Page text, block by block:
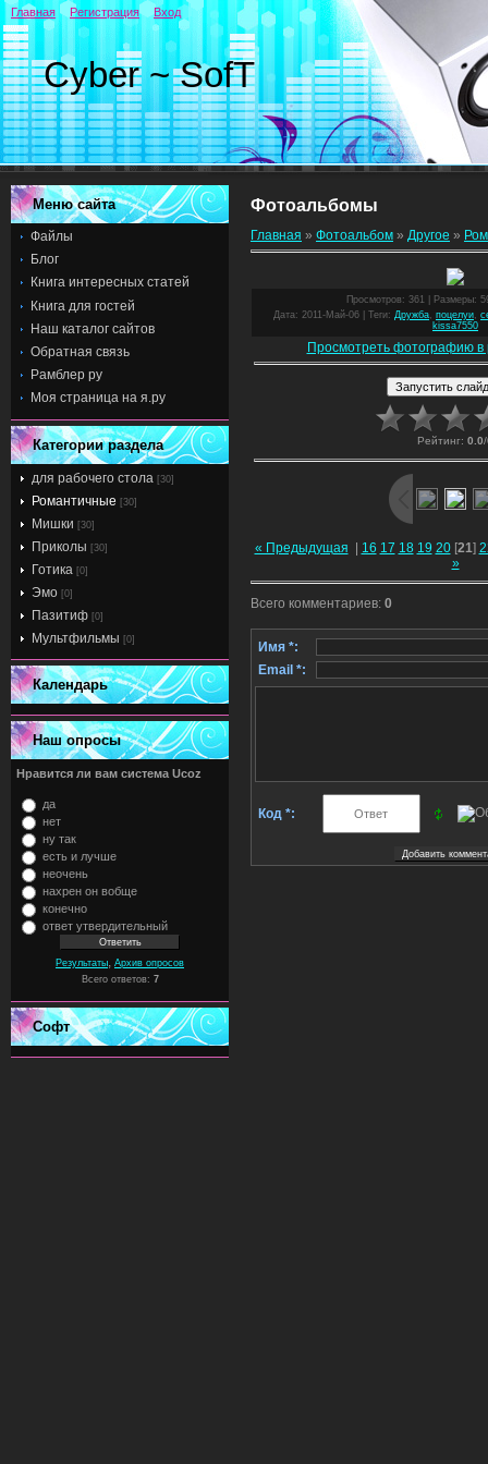
Cyber ~ SofT
Главная Регистрация Вход
Меню сайта
Файлы
Блог
Книга интересных статей
Книга для гостей
Наш каталог сайтов
Обратная связь
Рамблер ру
Моя страница на я.ру
Категории раздела
для рабочего стола [30]
Романтичные [30]
Мишки [30]
Приколы [30]
Готика [0]
Эмо [0]
Пазитиф [0]
Мультфильмы [0]
Календарь
Наш опросы
Нравится ли вам система Ucoz
да
нет
ну так
есть и лучше
неочень
нахрен он вобще
конечно
ответ утвердительный
Результаты Архив опросов
Всего ответов: 7
Софт
Фотоальбомы
Главная » Фотоальбом » Другое »
Просмотров: 361 | Размеры:
Дата: 2011-Май-06 | Теги: Дружба поцелуи
kissa7550
Просмотреть фотографию в
Рейтинг: 0.0/
« Предыдущая | 16 17 18 19 20[21]
»
Всего комментариев: 0
Имя *:
Email *:
Код *: